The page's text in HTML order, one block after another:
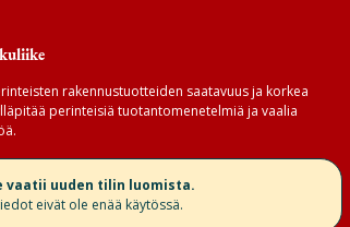
rakennustuotteiden saatavuus ja korkea
perinteisiä tuotantomenetelmiä ja vaalia
vaatii uuden tilin luomista.
eivät ole enää käytössä.